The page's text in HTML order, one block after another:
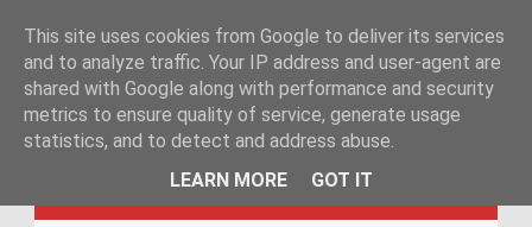
KATEHACKER
This site uses cookies from Google to deliver its services
and to analyze traffic. Your IP address and user-agent are
shared with Google along with performance and security
metrics to ensure quality of service, generate usage
statistics, and to detect and address abuse.
LEARN MORE
GOT IT